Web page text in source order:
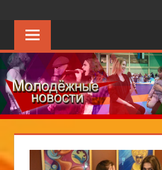
содержимому
молодёжный
портал